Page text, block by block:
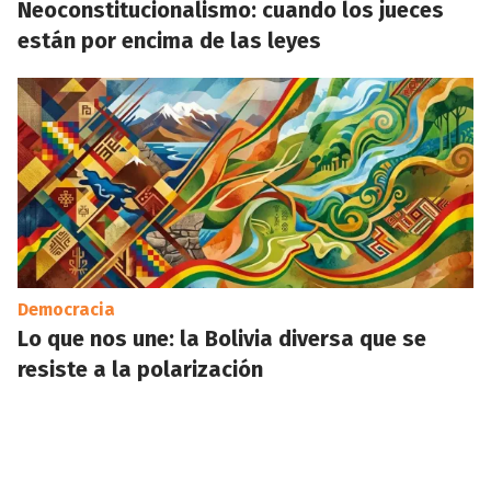
Neoconstitucionalismo: cuando los jueces
están por encima de las leyes
Democracia
Lo que nos une: la Bolivia diversa que se
resiste a la polarización